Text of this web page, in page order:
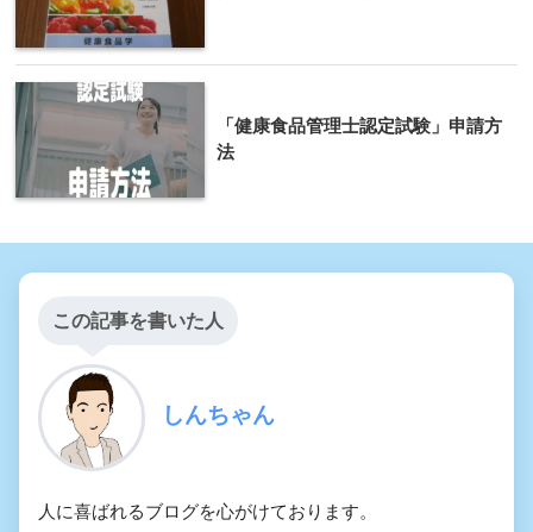
「健康食品管理士認定試験」申請方
法
この記事を書いた人
しんちゃん
人に喜ばれるブログを心がけております。